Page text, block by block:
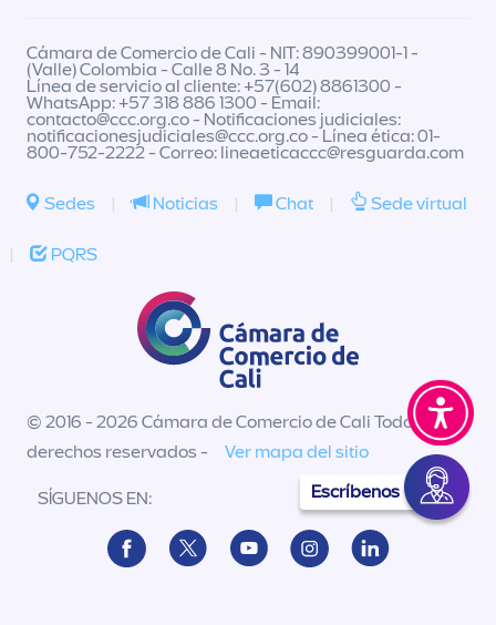
Escríbenos
Cámara de Comercio de Cali - NIT: 890399001-1 -
(Valle) Colombia - Calle 8 No. 3 - 14
Línea de servicio al cliente: +57(602) 8861300 -
WhatsApp: +57 318 886 1300 - Email:
contacto@ccc.org.co- Notificaciones judiciales:
notificacionesjudiciales@ccc.org.co- Línea ética: 01-
800-752-2222 - Correo: lineaeticaccc@resguarda.com
Sedes | Noticias | Chat | Sede virtual
| PQRS
© 2016 - 2026 Cámara de Comercio de Cali Todos los
derechos reservados -
Ver mapa del sitio
SÍGUENOS EN: